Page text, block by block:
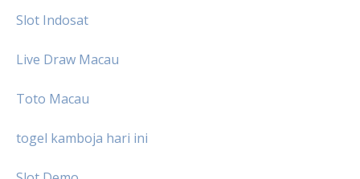
Slot Indosat
Live Draw Macau
Toto Macau
togel kamboja hari ini